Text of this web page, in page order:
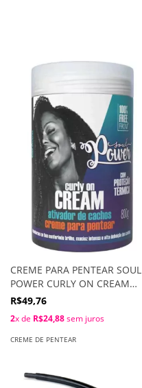
CREME PARA PENTEAR SOUL
POWER CURLY ON CREAM
800G
R$49,76
2x de R$24,88sem juros
CREME DE PENTEAR